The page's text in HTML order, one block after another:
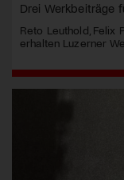
Drei Werkbeiträge
Reto Leuthold, Felix
erhalten Luzerner